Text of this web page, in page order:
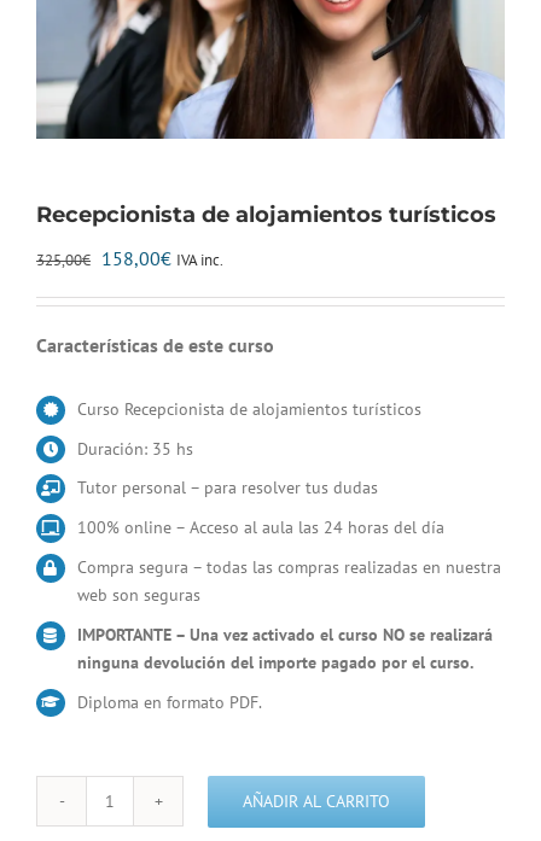
Recepcionista de alojamientos turísticos
325,00€ El
original
era:
158,00€El
actual
es:
IVA inc.
Características de este curso
Curso Recepcionista de alojamientos turísticos
Duración: 35 hs
Tutor personal – para resolver tus dudas
100% online – Acceso al aula las 24 horas del día
Compra segura – todas las compras realizadas en nuestra
web son seguras
IMPORTANTE – Una vez activado el curso NO se realizará
ninguna devolución del importe pagado por el curso.
Diploma en formato PDF.
Recepcionista
AÑADIR AL CARRITO